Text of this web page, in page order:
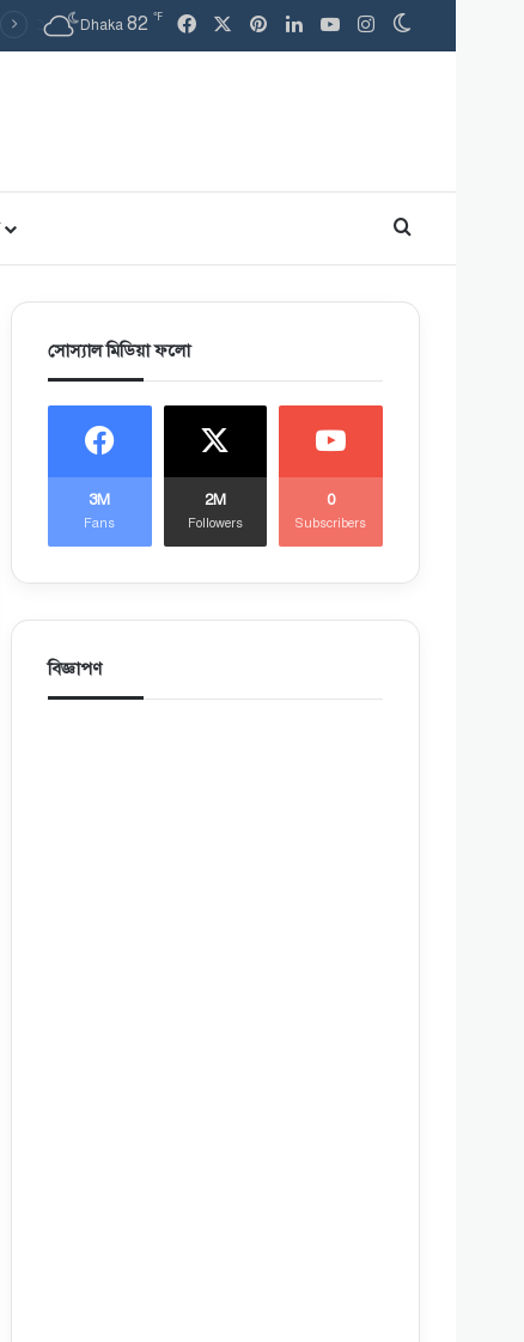
Dhaka 82 ℉ FacebookPinterest
LinkedInYouTubeInstagram
Search for
সোস্যাল মিডিয়া ফলো
3M
Fans
2M
Followers
0
Subscribers
বিজ্ঞাপণ